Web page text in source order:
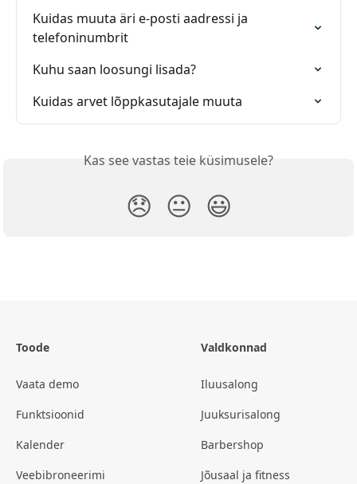
Kuidas muuta äri e-posti aadressi ja
telefoninumbrit
Kuhu saan loosungi lisada?
Kuidas arvet lõppkasutajale muuta
Kas see vastas teie küsimusele?
😞 😐 😃
Toode
Vaata demo
Funktsioonid
Kalender
Veebibroneerimi
Valdkonnad
Iluusalong
Juuksurisalong
Barbershop
Jõusaal ja fitness